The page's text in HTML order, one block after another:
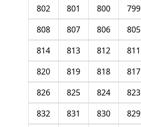
799
800
801
802
805
806
807
808
811
812
813
814
817
818
819
820
823
824
825
826
829
830
831
832